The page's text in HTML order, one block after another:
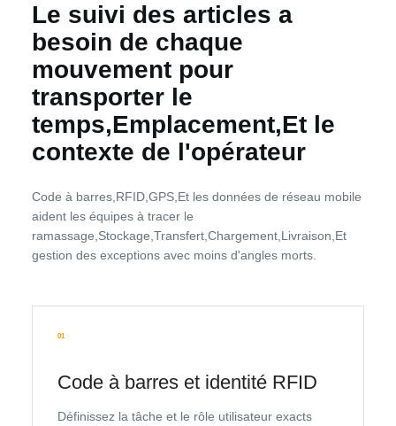
Le suivi des articles a
besoin de chaque
mouvement pour
transporter le
temps,Emplacement,Et le
contexte de l'opérateur
Code à barres,RFID,GPS,Et les données de réseau mobile
aident les équipes à tracer le
ramassage,Stockage,Transfert,Chargement,Livraison,Et
gestion des exceptions avec moins d'angles morts.
01
Code à barres et identité RFID
Définissez la tâche et le rôle utilisateur exacts